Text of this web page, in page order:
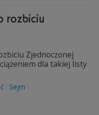
rozbiciu
Zjednoczonej
dla takiej listy
Sejm